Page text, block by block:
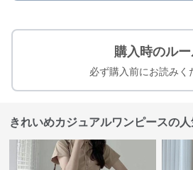
購入時のル
必ず購入前にお読みく
きれいめカジュアルワンピースの